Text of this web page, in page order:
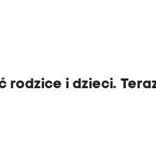
rodzice i dzieci.